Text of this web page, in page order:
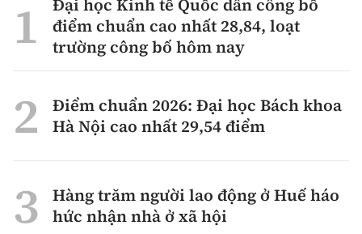
Đại học Kinh tế Quốc dân công bố
điểm chuẩn cao nhất 28,84, loạt
trường công bố hôm nay
Điểm chuẩn 2026: Đại học Bách khoa
Hà Nội cao nhất 29,54 điểm
Hàng trăm người lao động ở Huế háo
hức nhận nhà ở xã hội